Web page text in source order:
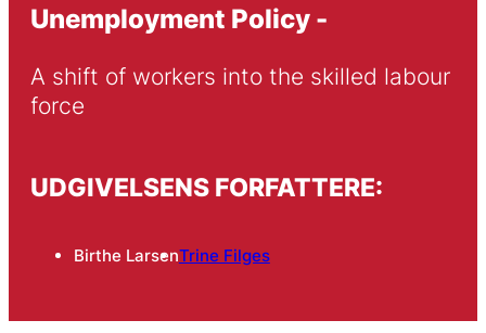
Unemployment Policy -
A shift of workers into the skilled labour
force
UDGIVELSENS FORFATTERE:
Birthe LarsenTrine Filges